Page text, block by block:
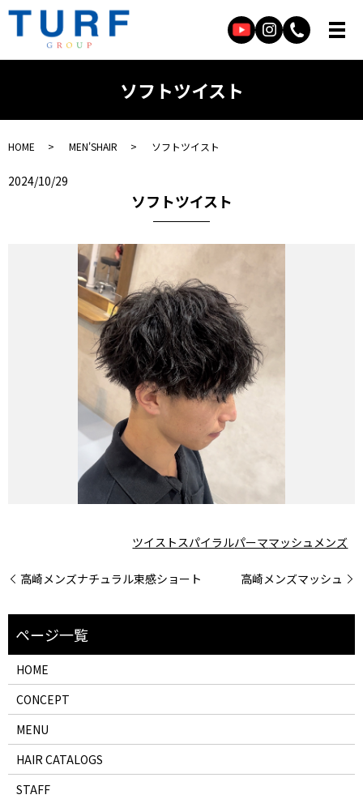
ソフトツイスト
HOME MEN'SHAIR ソフトツイスト
2024/10/29
ソフトツイスト
ツイストスパイラルパーママッシュメンズ
高崎メンズナチュラル束感ショート 高崎メンズマッシュ
HOME
CONCEPT
MENU
HAIR CATALOGS
STAFF